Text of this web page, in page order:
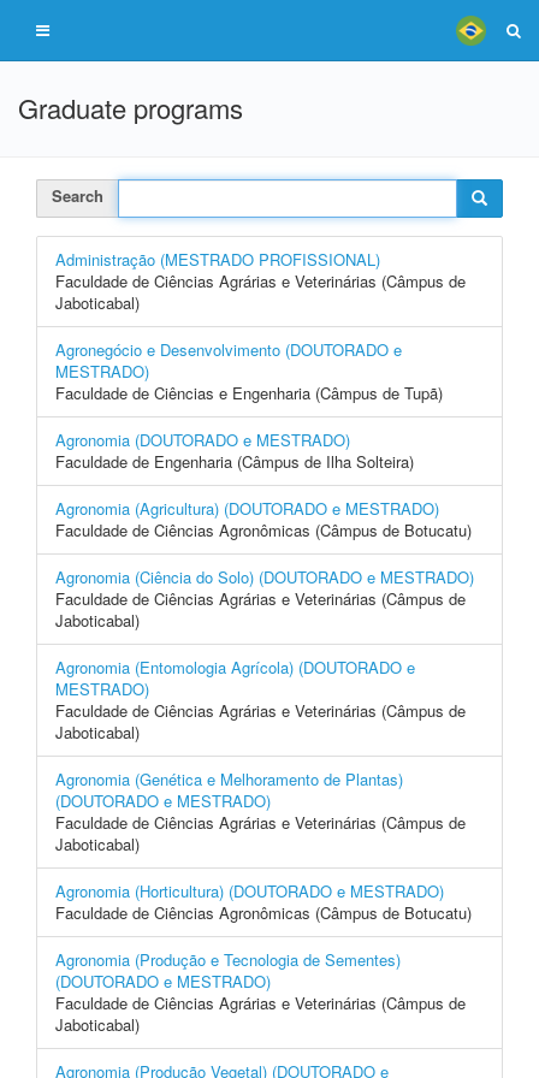
Graduate programs
Search
Administração (MESTRADO PROFISSIONAL)
Faculdade de Ciências Agrárias e Veterinárias (Câmpus de
Jaboticabal)
Agronegócio e Desenvolvimento (DOUTORADO e
MESTRADO)
Faculdade de Ciências e Engenharia (Câmpus de Tupã)
Agronomia (DOUTORADO e MESTRADO)
Faculdade de Engenharia (Câmpus de Ilha Solteira)
Agronomia (Agricultura) (DOUTORADO e MESTRADO)
Faculdade de Ciências Agronômicas (Câmpus de Botucatu)
Agronomia (Ciência do Solo) (DOUTORADO e MESTRADO)
Faculdade de Ciências Agrárias e Veterinárias (Câmpus de
Jaboticabal)
Agronomia (Entomologia Agrícola) (DOUTORADO e
MESTRADO)
Faculdade de Ciências Agrárias e Veterinárias (Câmpus de
Jaboticabal)
Agronomia (Genética e Melhoramento de Plantas)
(DOUTORADO e MESTRADO)
Faculdade de Ciências Agrárias e Veterinárias (Câmpus de
Jaboticabal)
Agronomia (Horticultura) (DOUTORADO e MESTRADO)
Faculdade de Ciências Agronômicas (Câmpus de Botucatu)
Agronomia (Produção e Tecnologia de Sementes)
(DOUTORADO e MESTRADO)
Faculdade de Ciências Agrárias e Veterinárias (Câmpus de
Jaboticabal)
Agronomia (Produção Vegetal) (DOUTORADO e